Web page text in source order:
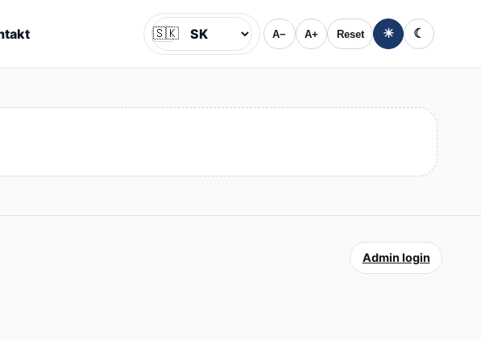
Jazyk
🇸🇰 A− A+ Reset ☀ ☾
Admin login